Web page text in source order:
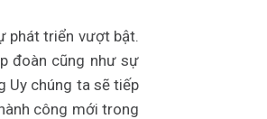
phát triển vượt bật.
đoàn cũng như sự
Uy chúng ta sẽ tiếp
công mới trong